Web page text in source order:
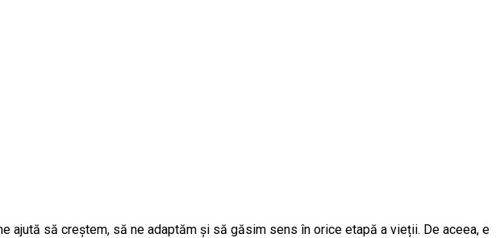
ajută să creștem, să ne adaptăm și să găsim sens în orice etapă a vieții. De aceea, e